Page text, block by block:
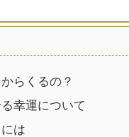
らくるの？
幸運について
は